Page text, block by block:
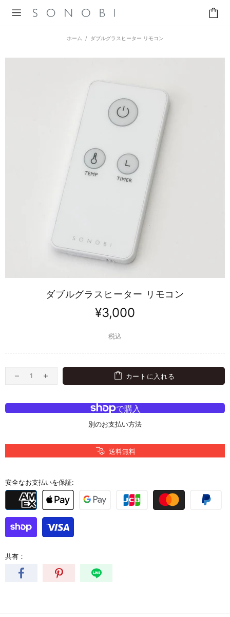
ホーム ダブルグラスヒーター リモコン
ダブルグラスヒーター リモコン
¥3,000
税込
カートに入れる
別のお支払い方法
送料無料
安全なお支払いを保証:
共有：